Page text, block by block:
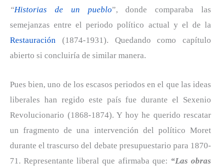
“Historias de un pueblo”, donde comparaba las
semejanzas entre el periodo político actual y el de la
Restauración (1874-1931). Quedando como capítulo
abierto si concluiría de similar manera.
Pues bien, uno de los escasos periodos en el que las ideas
liberales han regido este país fue durante el Sexenio
Revolucionario (1868-1874). Y hoy he querido rescatar
un fragmento de una intervención del político Moret
durante el trascurso del debate presupuestario para 1870-
71. Representante liberal que afirmaba que: “Las obras